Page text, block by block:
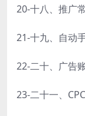
20-十八、推广
21-十九、自动
22-二十、广告
23-二十一、